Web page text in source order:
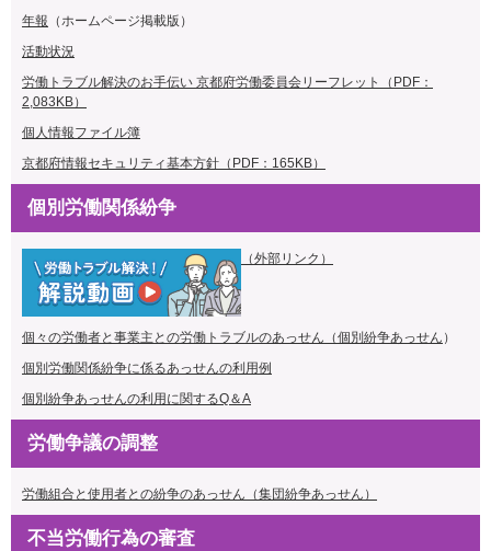
年報 （ホームページ掲載版）
活動状況
労働トラブル解決のお手伝い 京都府労働委員会リーフレット（PDF：
2,083KB）
個人情報ファイル簿
京都府情報セキュリティ基本方針（PDF：165KB）
個別労働関係紛争
（外部リンク）
個々の労働者と事業主との労働トラブルのあっせん（個別紛争あっせん ）
個別労働関係紛争に係るあっせんの利用例
個別紛争あっせんの利用に関するQ＆A
労働争議の調整
労働組合と使用者との紛争のあっせん（集団紛争あっせん）
不当労働行為の審査